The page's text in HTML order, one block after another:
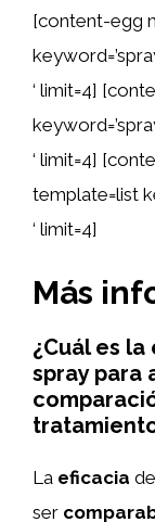
[content-egg
‘ limit=4]
‘ limit=4]
template=list
‘ limit=4]
Más
¿Cuál es
spray para
La eficacia
ser